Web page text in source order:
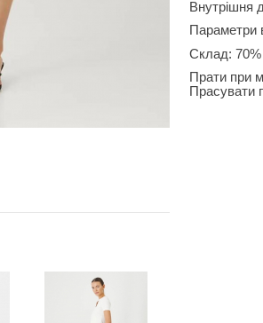
Внутрішня
Параметри
Склад: 70%
Прати при
Прасувати